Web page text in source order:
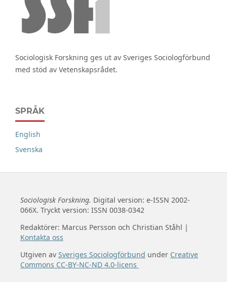
Sociologisk Forskning ges ut av Sveriges Sociologförbund
med stöd av Vetenskapsrådet.
SPRÅK
English
Svenska
Sociologisk Forskning. Digital version: e-ISSN 2002-
066X. Tryckt version: ISSN 0038-0342
Redaktörer: Marcus Persson och Christian Ståhl |
Kontakta oss
Utgiven av Sveriges Sociologförbund under Creative
Commons CC-BY-NC-ND 4.0-licens